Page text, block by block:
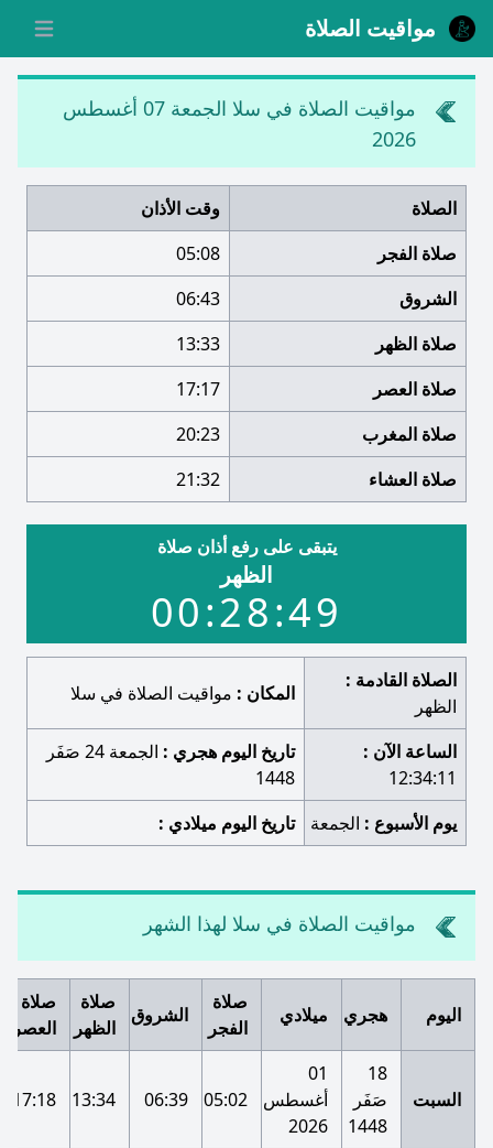
مواقيت الصلاة
مواقيت الصلاة في سلا
الجمعة 07 أغسطس
2026
الصلاة
وقت الأذان
صلاة الفجر
05:08
الشروق
06:43
صلاة الظهر
13:33
صلاة العصر
17:17
صلاة المغرب
20:23
صلاة العشاء
21:32
يتبقى على رفع أذان صلاة
الظهر
00:28:48
الصلاة القادمة :
الظهر
المكان : مواقيت الصلاة في سلا
الساعة الآن :
12:34:12
تاريخ اليوم هجري :
الجمعة 24 صَفَر
1448
يوم الأسبوع : الجمعة تاريخ اليوم ميلادي :
مواقيت الصلاة في سلا لهذا الشهر
اليوم هجري ميلادي
صلاة
الفجر
الشروق
صلاة
الظهر
صلاة
العصر
السبت
18
صَفَر
1448
01
أغسطس
2026
05:02
06:39
13:34
17:18